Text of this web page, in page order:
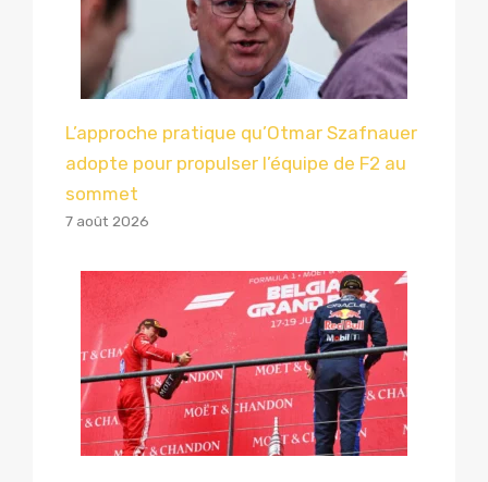
L’approche pratique qu’Otmar Szafnauer
adopte pour propulser l’équipe de F2 au
sommet
7 août 2026